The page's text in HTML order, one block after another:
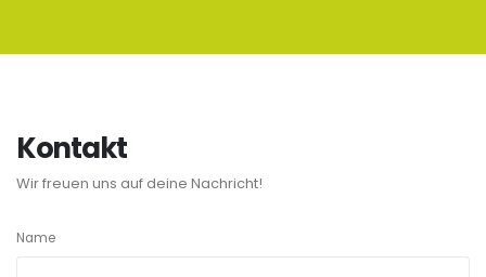
Kontakt
Wir freuen uns auf deine Nachricht!
Name